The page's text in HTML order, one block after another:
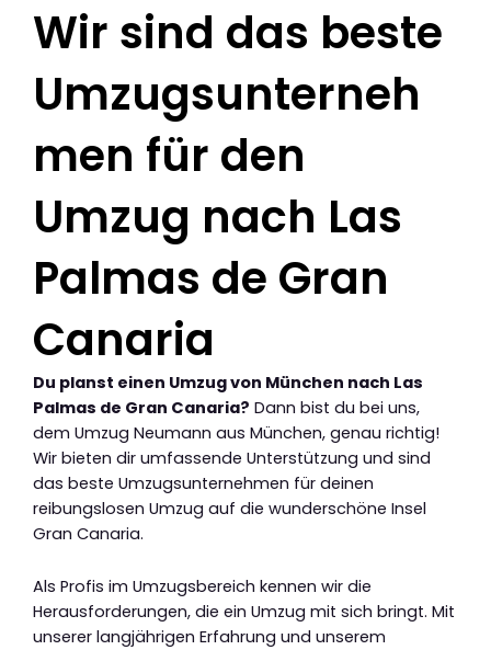
Wir sind das beste
Umzugsunterneh
men für den
Umzug nach Las
Palmas de Gran
Canaria
Du planst einen Umzug von München nach Las
Palmas de Gran Canaria? Dann bist du bei uns,
dem Umzug Neumann aus München, genau richtig!
Wir bieten dir umfassende Unterstützung und sind
das beste Umzugsunternehmen für deinen
reibungslosen Umzug auf die wunderschöne Insel
Gran Canaria.
Als Profis im Umzugsbereich kennen wir die
Herausforderungen, die ein Umzug mit sich bringt. Mit
unserer langjährigen Erfahrung und unserem